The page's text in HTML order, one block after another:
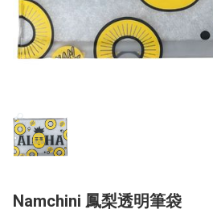
Namchini 鳳梨透明筆袋